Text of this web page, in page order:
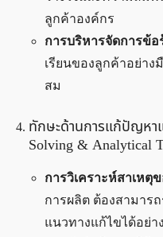
ลูกค้าองค์กร
การบริหารจัดการข้อ
เรียนของลูกค้าอย่า
สม
ทักษะด้านการแก้ปัญหาแ
Solving & Analytical
การวิเคราะห์สาเหตุ
การผลิต ต้องสามาร
แนวทางแก้ไขได้อย่า